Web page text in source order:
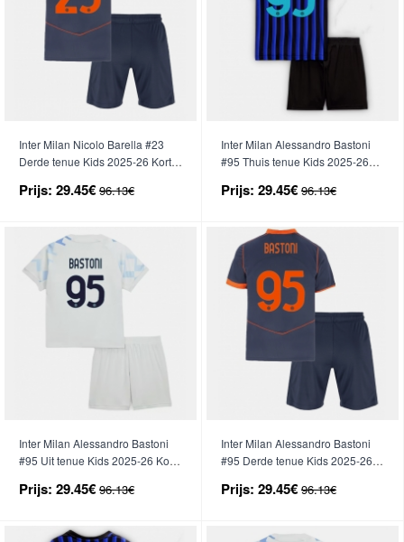
Inter Milan Nicolo Barella #23
Derde tenue Kids 2025-26 Korte
Prijs: 29.45€ 96.13€
Inter Milan Alessandro Bastoni
#95 Thuis tenue Kids 2025-26
Prijs: 29.45€ 96.13€
Inter Milan Alessandro Bastoni
#95 Uit tenue Kids 2025-26 Korte
Prijs: 29.45€ 96.13€
Inter Milan Alessandro Bastoni
#95 Derde tenue Kids 2025-26
Prijs: 29.45€ 96.13€